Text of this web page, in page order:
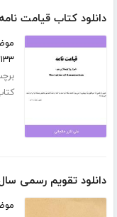
دانلود کتاب قیامت نامه
۱۳۳ صفحه
دانلود تقویم رسمی سال